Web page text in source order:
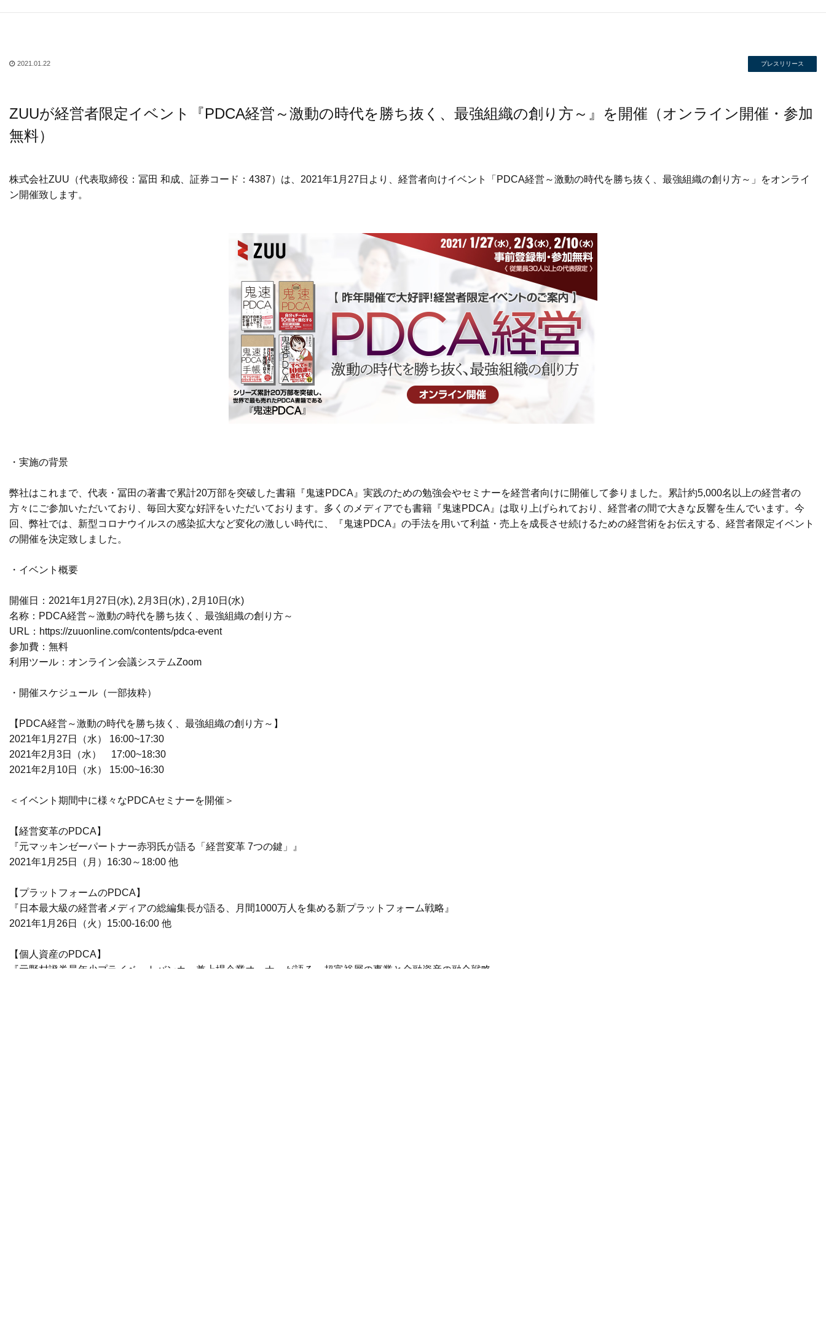
2021.01.22 プレスリリース
ZUUが経営者限定イベント『PDCA経営～激動の時代を勝ち抜く、最強組織の創り方～』を開催（オンライン開催・参加
無料）
株式会社ZUU（代表取締役：冨田 和成、証券コード：4387）は、2021年1月27日より、経営者向けイベント「PDCA経営～激動の時代を勝ち抜く、最強組織の創り方～」をオンライ
ン開催致します。
・実施の背景
弊社はこれまで、代表・冨田の著書で累計20万部を突破した書籍『鬼速PDCA』実践のための勉強会やセミナーを経営者向けに開催して参りました。累計約5,000名以上の経営者の
方々にご参加いただいており、毎回大変な好評をいただいております。多くのメディアでも書籍『鬼速PDCA』は取り上げられており、経営者の間で大きな反響を生んでいます。今
回、弊社では、新型コロナウイルスの感染拡大など変化の激しい時代に、『鬼速PDCA』の手法を用いて利益・売上を成長させ続けるための経営術をお伝えする、経営者限定イベント
の開催を決定致しました。
・イベント概要
開催日：2021年1月27日(水), 2月3日(水) , 2月10日(水)
名称：PDCA経営～激動の時代を勝ち抜く、最強組織の創り方～
URL： https://zuuonline.com/contents/pdca-event
参加費：無料
利用ツール：オンライン会議システムZoom
・開催スケジュール（一部抜粋）
【PDCA経営～激動の時代を勝ち抜く、最強組織の創り方～】
2021年1月27日（水） 16:00~17:30
2021年2月3日（水） 17:00~18:30
2021年2月10日（水） 15:00~16:30
＜イベント期間中に様々なPDCAセミナーを開催＞
【経営変革のPDCA】
『元マッキンゼーパートナー赤羽氏が語る「経営変革 7つの鍵」』
2021年1月25日（月）16:30～18:00 他
【プラットフォームのPDCA】
『日本最大級の経営者メディアの総編集長が語る、月間1000万人を集める新プラットフォーム戦略』
2021年1月26日（火）15:00-16:00 他
【個人資産のPDCA】
『元野村證券最年少プライベートバンカー兼上場企業オーナーが語る、超富裕層の事業と金融資産の融合戦略』